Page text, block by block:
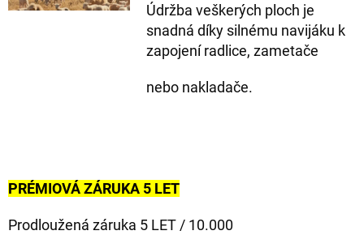
Údržba veškerých ploch je
snadná díky silnému navijáku k
zapojení radlice, zametače
nebo nakladače.
PRÉMIOVÁ ZÁRUKA 5 LET
Prodloužená záruka 5 LET / 10.000